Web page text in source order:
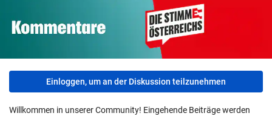
Einloggen, um an der Diskussion teilzunehmen
Willkommen in unserer Community! Eingehende Beiträge werden